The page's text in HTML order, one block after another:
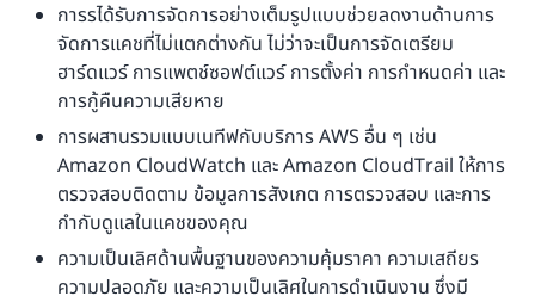
การรได้รับการจัดการอย่างเต็มรูปแบบช่วยลดงานด้านการ
จัดการแคชที่ไม่แตกต่างกัน ไม่ว่าจะเป็นการจัดเตรียม
ฮาร์ดแวร์ การแพตช์ซอฟต์แวร์ การตั้งค่า การกำหนดค่า และ
การกู้คืนความเสียหาย
การผสานรวมแบบเนทีฟกับบริการ AWS อื่น ๆ เช่น
Amazon CloudWatch และ Amazon CloudTrail ให้การ
ตรวจสอบติดตาม ข้อมูลการสังเกต การตรวจสอบ และการ
กำกับดูแลในแคชของคุณ
ความเป็นเลิศด้านพื้นฐานของความคุ้มราคา ความเสถียร
ความปลอดภัย และความเป็นเลิศในการดำเนินงาน ซึ่งมี